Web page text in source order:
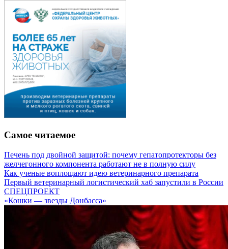
Самое читаемое
Печень под двойной защитой: почему гепатопротекторы без
желчегонного компонента работают не в полную силу
Как ученые воплощают идею ветеринарного препарата
Первый ветеринарный логистический хаб запустили в России
СПЕЦПРОЕКТ
«Кошки — звезды Донбасса»